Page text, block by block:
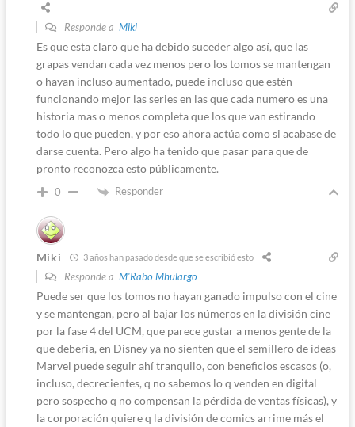
Responde a Miki
Es que esta claro que ha debido suceder algo así, que las
grapas vendan cada vez menos pero los tomos se mantengan
o hayan incluso aumentado, puede incluso que estén
funcionando mejor las series en las que cada numero es una
historia mas o menos completa que los que van estirando
todo lo que pueden, y por eso ahora actúa como si acabase de
darse cuenta. Pero algo ha tenido que pasar para que de
pronto reconozca esto públicamente.
0 Responder
Miki 3 años han pasado desde que se escribió esto
Responde a M'Rabo Mhulargo
Puede ser que los tomos no hayan ganado impulso con el cine
y se mantengan, pero al bajar los números en la división cine
por la fase 4 del UCM, que parece gustar a menos gente de la
que debería, en Disney ya no sienten que el semillero de ideas
Marvel puede seguir ahí tranquilo, con beneficios escasos (o,
incluso, decrecientes, q no sabemos lo q venden en digital
pero sospecho q no compensan la pérdida de ventas físicas), y
la corporación quiere q la división de comics arrime más el